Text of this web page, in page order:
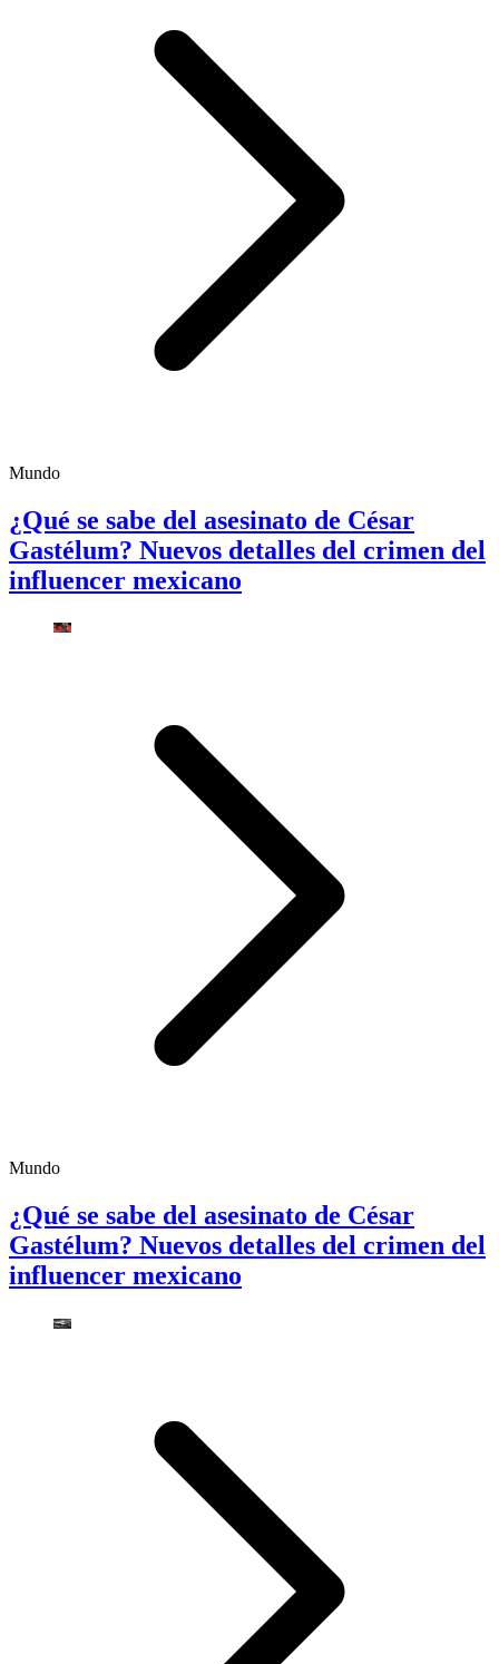
Mundo
¿Qué se sabe del asesinato de César
Gastélum? Nuevos detalles del crimen del
influencer mexicano
Mundo
¿Qué se sabe del asesinato de César
Gastélum? Nuevos detalles del crimen del
influencer mexicano